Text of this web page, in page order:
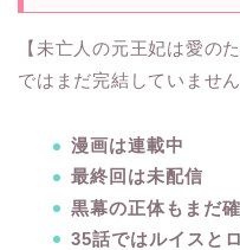
【未亡人の元王妃は愛の
ではまだ完結していません
漫画は連載中
最終回は未配信
黒幕の正体もまだ
35話ではルイスと